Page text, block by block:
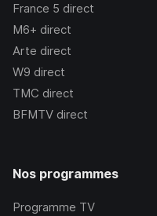
France 5 direct
M6+ direct
Arte direct
W9 direct
TMC direct
BFMTV direct
Nos programmes
Programme TV